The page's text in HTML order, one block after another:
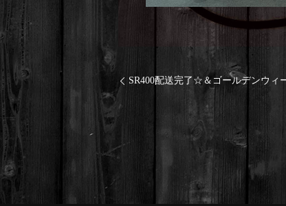
SR400配送完了☆＆ゴールデンウィ